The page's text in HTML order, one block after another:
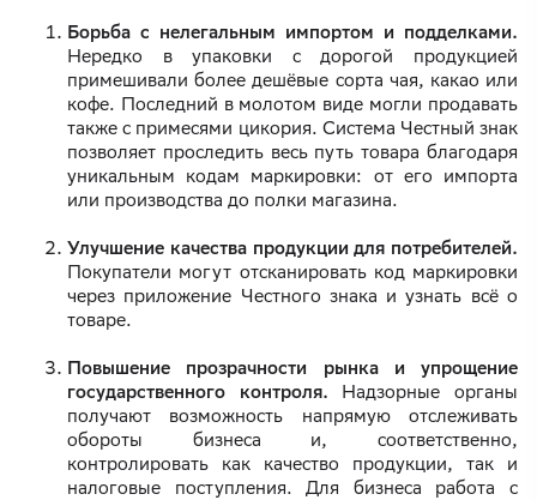
Борьба с нелегальным импортом и подделками.
Нередко в упаковки с дорогой продукцией
примешивали более дешёвые сорта чая, какао или
кофе. Последний в молотом виде могли продавать
также с примесями цикория. Система Честный знак
позволяет проследить весь путь товара благодаря
уникальным кодам маркировки: от его импорта
или производства до полки магазина.
Улучшение качества продукции для потребителей.
Покупатели могут отсканировать код маркировки
через приложение Честного знака и узнать всё о
товаре.
Повышение прозрачности рынка и упрощение
государственного контроля. Надзорные органы
получают возможность напрямую отслеживать
обороты бизнеса и, соответственно,
контролировать как качество продукции, так и
налоговые поступления. Для бизнеса работа с